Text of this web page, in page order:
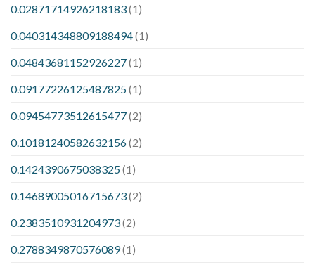
0.02871714926218183(1)
0.040314348809188494(1)
0.04843681152926227(1)
0.09177226125487825(1)
0.09454773512615477(2)
0.10181240582632156(2)
0.1424390675038325(1)
0.14689005016715673(2)
0.2383510931204973(2)
0.2788349870576089(1)